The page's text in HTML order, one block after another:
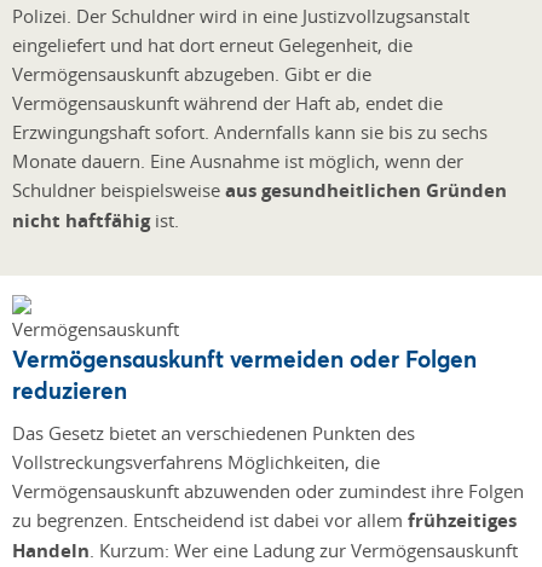
Polizei. Der Schuldner wird in eine Justizvollzugsanstalt
eingeliefert und hat dort erneut Gelegenheit, die
Vermögensauskunft abzugeben. Gibt er die
Vermögensauskunft während der Haft ab, endet die
Erzwingungshaft sofort. Andernfalls kann sie bis zu sechs
Monate dauern. Eine Ausnahme ist möglich, wenn der
Schuldner beispielsweise aus gesundheitlichen Gründen
nicht haftfähigist.
Vermögensauskunft vermeiden oder Folgen
reduzieren
Das Gesetz bietet an verschiedenen Punkten des
Vollstreckungsverfahrens Möglichkeiten, die
Vermögensauskunft abzuwenden oder zumindest ihre Folgen
zu begrenzen. Entscheidend ist dabei vor allem frühzeitiges
Handeln. Kurzum: Wer eine Ladung zur Vermögensauskunft